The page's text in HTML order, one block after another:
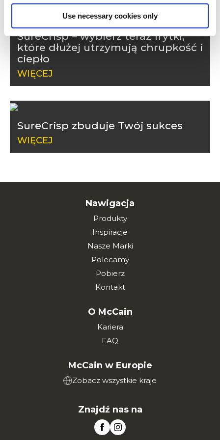
Use necessary cookies only
SureCrisp – wybierz teraz frytki,
które dłużej utrzymują chrupkość i
ciepło
WIĘCEJ
SureCrisp zbuduje Twój sukces
WIĘCEJ
Nawigacja
Produkty
Inspiracje
Nasze Marki
Polecamy
Pobierz
Kontakt
O McCain
Kariera
FAQ
McCain w Europie
Zobacz wszystkie kraje
Znajdź nas na